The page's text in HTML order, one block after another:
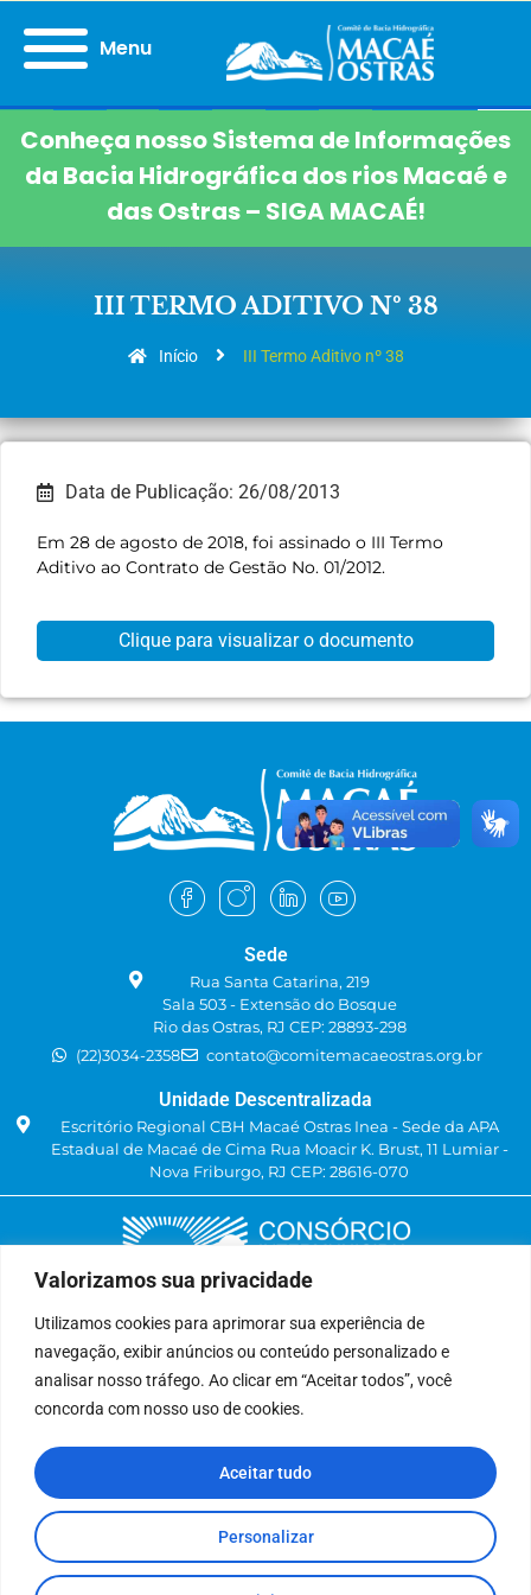
Valorizamos sua privacidade
Utilizamos cookies para aprimorar sua experiência de
navegação, exibir anúncios ou conteúdo personalizado e
analisar nosso tráfego. Ao clicar em “Aceitar todos”, você
concorda com nosso uso de cookies.
Personalizar
Aceitar tudo
Menu
Conheça nosso Sistema de Informações
da Bacia Hidrográfica dos rios Macaé e
das Ostras – SIGA MACAÉ!
III TERMO ADITIVO Nº 38
Início III Termo Aditivo nº 38
Data de Publicação: 26/08/2013
Em 28 de agosto de 2018, foi assinado o III Termo
Aditivo ao Contrato de Gestão No. 01/2012.
Clique para visualizar o documento
Sede
Rua Santa Catarina, 219
Sala 503 - Extensão do Bosque
Rio das Ostras, RJ CEP: 28893-298
(22)3034-2358
contato@comitemacaeostras.org.br
Unidade Descentralizada
Escritório Regional CBH Macaé Ostras Inea - Sede da APA
Estadual de Macaé de Cima Rua Moacir K. Brust, 11 Lumiar -
Nova Friburgo, RJ CEP: 28616-070
Delegatária (CILSJ)
Rua: Avenida Um, n° 01, Lote 01, Quadra 11
Bairro: Jardins de São Pedro
São Pedro da Aldeia, RJ
(22) 9 8841-2358
secretariaexecutiva@cilsj.org.br